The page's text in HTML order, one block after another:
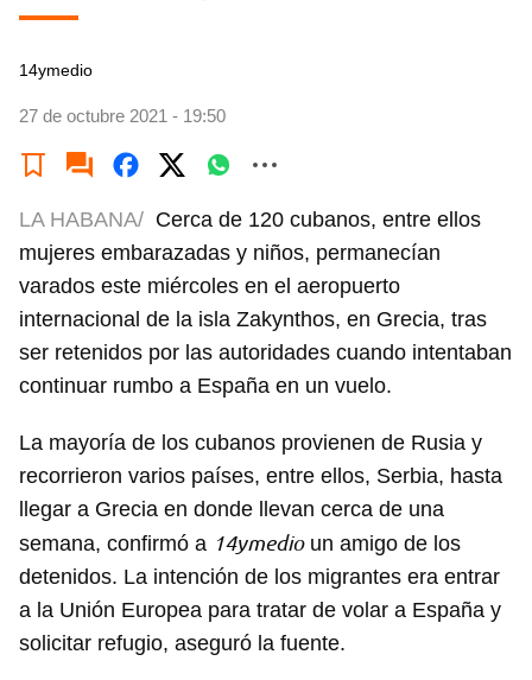
14ymedio
27 de octubre 2021 - 19:50
LA HABANA/ Cerca de 120 cubanos, entre ellos
mujeres embarazadas y niños, permanecían
varados este miércoles en el aeropuerto
internacional de la isla Zakynthos, en Grecia, tras
ser retenidos por las autoridades cuando intentaban
continuar rumbo a España en un vuelo.
La mayoría de los cubanos provienen de Rusia y
recorrieron varios países, entre ellos, Serbia, hasta
llegar a Grecia en donde llevan cerca de una
semana, confirmó a 14ymedioun amigo de los
detenidos. La intención de los migrantes era entrar
a la Unión Europea para tratar de volar a España y
solicitar refugio, aseguró la fuente.